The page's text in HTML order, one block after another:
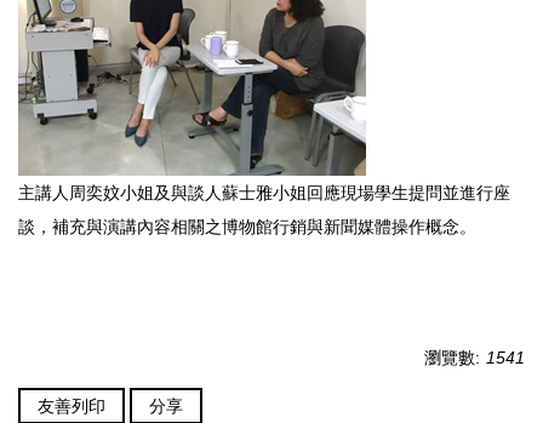
主講人周奕妏小姐及與談人蘇士雅小姐回應現場學生提問並進行座
談，補充與演講內容相關之博物館行銷與新聞媒體操作概念。
瀏覽數: 1541
友善列印 分享